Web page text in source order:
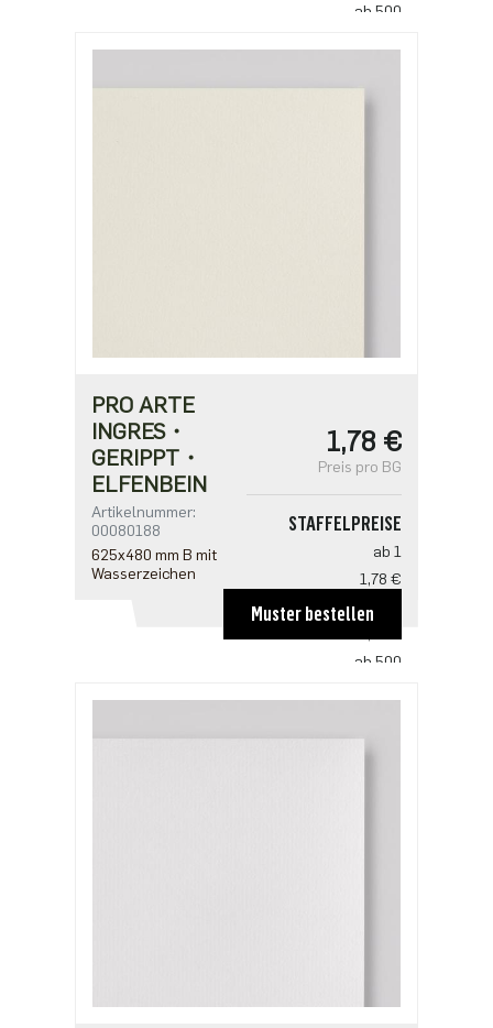
ab 500
3,43 €
PRO ARTE
INGRES・
GERIPPT・
ELFENBEIN
Artikelnummer:
00080188
625x480 mm B mit
Wasserzeichen
1,78 €
Preis pro BG
STAFFELPREISE
ab 1
1,78 €
ab 100
ab 500
0,76 €
Muster bestellen